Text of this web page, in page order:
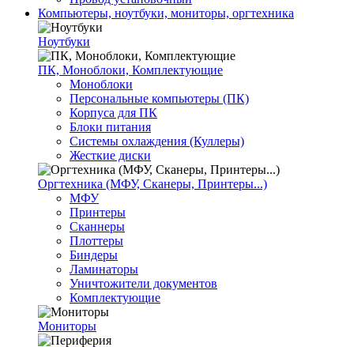
Компьютеры, ноутбуки, мониторы, оргтехника
Ноутбуки
ПК, Моноблоки, Комплектующие
Моноблоки
Персональные компьютеры (ПК)
Корпуса для ПК
Блоки питания
Системы охлаждения (Куллеры)
Жесткие диски
Оргтехника (МФУ, Сканеры, Принтеры...)
МФУ
Принтеры
Сканнеры
Плоттеры
Биндеры
Ламинаторы
Уничтожители документов
Комплектующие
Мониторы